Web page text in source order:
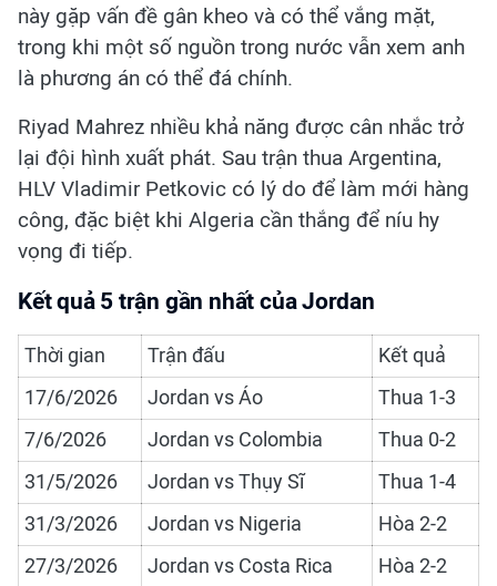
này gặp vấn đề gân kheo và có thể vắng mặt,
trong khi một số nguồn trong nước vẫn xem anh
là phương án có thể đá chính.
Riyad Mahrez nhiều khả năng được cân nhắc trở
lại đội hình xuất phát. Sau trận thua Argentina,
HLV Vladimir Petkovic có lý do để làm mới hàng
công, đặc biệt khi Algeria cần thắng để níu hy
vọng đi tiếp.
Kết quả 5 trận gần nhất của Jordan
Thời gian Trận đấu
Kết quả
17/6/2026
Jordan vs Áo
Thua 1-3
7/6/2026
Jordan vs Colombia
Thua 0-2
31/5/2026
Jordan vs Thụy Sĩ
Thua 1-4
31/3/2026
Jordan vs Nigeria
Hòa 2-2
27/3/2026
Jordan vs Costa Rica Hòa 2-2